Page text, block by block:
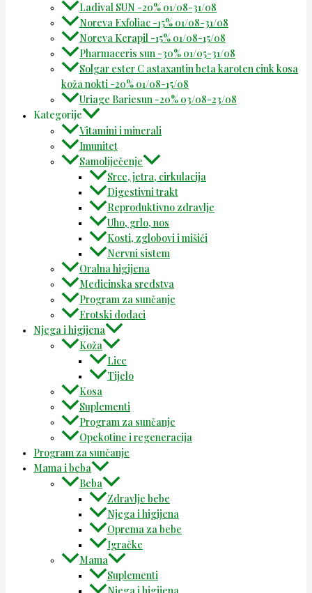
Ladival SUN -20% 01/08-31/08
Noreva Exfoliac -15% 01/08-31/08
Noreva Kerapil -15% 01/08-15/08
Pharmaceris sun -30% 01/05-31/08
Solgar ester C astaxantin beta karoten cink kosa
koža nokti -20% 01/08-15/08
Uriage Bariesun -20% 03/08-23/08
Kategorije
Vitamini i minerali
Imunitet
Samoliječenje
Srce, jetra, cirkulacija
Digestivni trakt
Reproduktivno zdravlje
Uho, grlo, nos
Kosti, zglobovi i mišići
Nervni sistem
Oralna higijena
Medicinska sredstva
Program za sunčanje
Erotski dodaci
Njega i higijena
Koža
Lice
Tijelo
Kosa
Suplementi
Program za sunčanje
Opekotine i regeneracija
Program za sunčanje
Mama i beba
Beba
Zdravlje bebe
Njega i higijena
Oprema za bebe
Igračke
Mama
Suplementi